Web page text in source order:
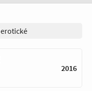
erotické
2016